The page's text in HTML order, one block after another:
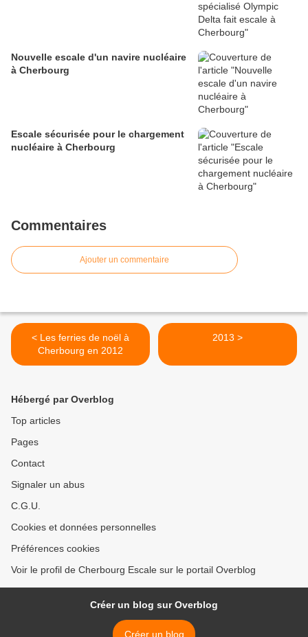
Nouvelle escale d'un navire nucléaire
à Cherbourg
Escale sécurisée pour le chargement
nucléaire à Cherbourg
Commentaires
Ajouter un commentaire
< Les ferries de noël à
Cherbourg en 2012
2013 >
Hébergé par Overblog
Top articles
Pages
Contact
Signaler un abus
C.G.U.
Cookies et données personnelles
Préférences cookies
Voir le profil de Cherbourg Escale sur le portail Overblog
Créer un blog sur Overblog
Créer un blog